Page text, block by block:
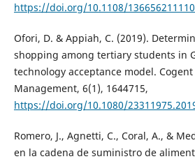
https://doi.org/10.1108/
Ofori, D. & Appiah, C. (2019).
shopping among tertiary students in
technology acceptance model.
Management, 6(1), 1644715,
https://doi.org/10.1080/
Romero, J., Agnetti, C., Coral, A., &
en la cadena de suministro de